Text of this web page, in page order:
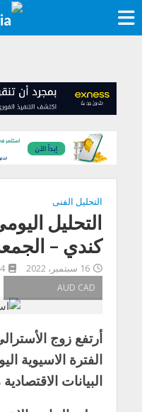
التحليل الفنى
التحليل
كندي – الجمعة 16-09-
16 سبتمبر، 2022
4 وقت القراءة بالدقيقة
AUD CAD
أرتفع زوج
الفترة الاسيوية
البيانات